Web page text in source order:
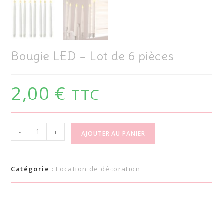
Bougie LED – Lot de 6 pièces
2,00 € TTC
- + AJOUTER AU PANIER
Catégorie : Location de décoration